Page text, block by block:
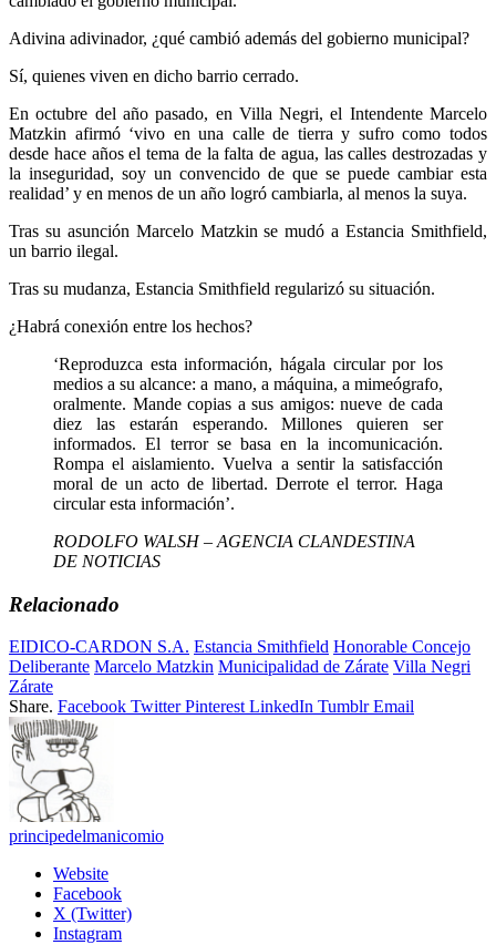
Adivina adivinador, ¿qué cambió además del gobierno municipal?
Sí, quienes viven en dicho barrio cerrado.
En octubre del año pasado, en Villa Negri, el Intendente Marcelo
Matzkin afirmó ‘vivo en una calle de tierra y sufro como todos
desde hace años el tema de la falta de agua, las calles destrozadas y
la inseguridad, soy un convencido de que se puede cambiar esta
realidad’ y en menos de un año logró cambiarla, al menos la suya.
Tras su asunción Marcelo Matzkin se mudó a Estancia Smithfield,
un barrio ilegal.
Tras su mudanza, Estancia Smithfield regularizó su situación.
¿Habrá conexión entre los hechos?
‘Reproduzca esta información, hágala circular por los
medios a su alcance: a mano, a máquina, a mimeógrafo,
oralmente. Mande copias a sus amigos: nueve de cada
diez las estarán esperando. Millones quieren ser
informados. El terror se basa en la incomunicación.
Rompa el aislamiento. Vuelva a sentir la satisfacción
moral de un acto de libertad. Derrote el terror. Haga
circular esta información’.
RODOLFO WALSH – AGENCIA CLANDESTINA
DE NOTICIAS
Relacionado
EIDICO-CARDON S.A. Estancia Smithfield Honorable Concejo
Deliberante Marcelo Matzkin Municipalidad de Zárate Villa Negri
Zárate
Share. Facebook Twitter Pinterest LinkedIn Tumblr Email
principedelmanicomio
Website
Facebook
X (Twitter)
Instagram